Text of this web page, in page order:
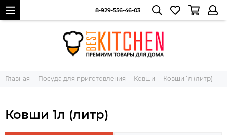
8-929-556-46-03
Главная Посуда для приготовления Ковши Ковши 1л (литр)
Ковши 1л (литр)